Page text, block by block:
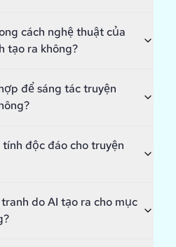
cách nghệ thuật của
tạo ra không?
để sáng tác truyện
độc đáo cho truyện
do AI tạo ra cho mục